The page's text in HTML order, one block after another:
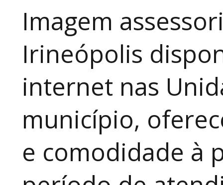
Imagem
Irineópolis
internet nas
município,
e comodidade à